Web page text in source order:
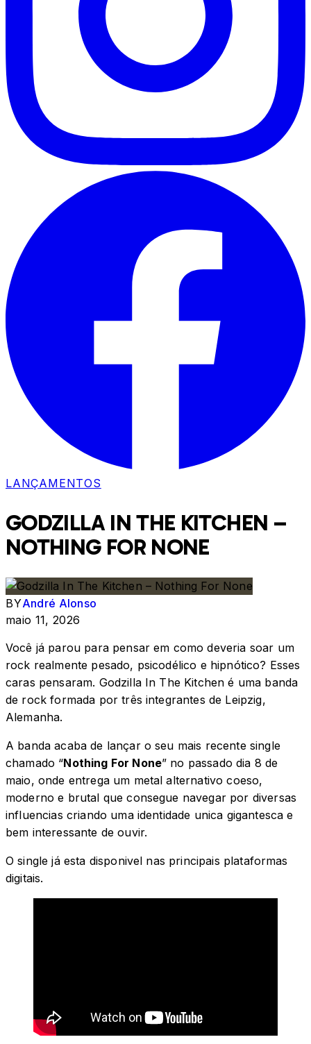
LANÇAMENTOS
GODZILLA IN THE KITCHEN –
NOTHING FOR NONE
BYAndré Alonso
maio 11, 2026
Você já parou para pensar em como deveria soar um
rock realmente pesado, psicodélico e hipnótico? Esses
caras pensaram. Godzilla In The Kitchen é uma banda
de rock formada por três integrantes de Leipzig,
Alemanha.
A banda acaba de lançar o seu mais recente single
chamado “Nothing For None” no passado dia 8 de
maio, onde entrega um metal alternativo coeso,
moderno e brutal que consegue navegar por diversas
influencias criando uma identidade unica gigantesca e
bem interessante de ouvir.
O single já esta disponivel nas principais plataformas
digitais.